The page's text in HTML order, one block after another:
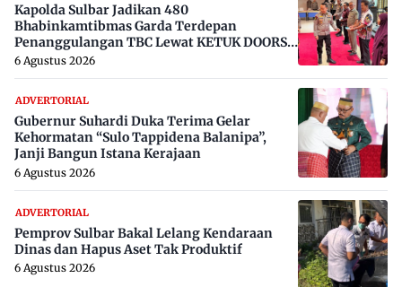
Kapolda Sulbar Jadikan 480
Bhabinkamtibmas Garda Terdepan
Penanggulangan TBC Lewat KETUK DOORS
di 650 Desa
6 Agustus 2026
ADVERTORIAL
Gubernur Suhardi Duka Terima Gelar
Kehormatan “Sulo Tappidena Balanipa”,
Janji Bangun Istana Kerajaan
6 Agustus 2026
ADVERTORIAL
Pemprov Sulbar Bakal Lelang Kendaraan
Dinas dan Hapus Aset Tak Produktif
6 Agustus 2026